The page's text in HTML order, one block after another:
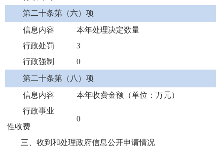
第二十条第（六）项
信息内容
本年处理决定数量
行政处罚
3
行政强制
0
第二十条第（八）项
信息内容
本年收费金额（单位：万元）
行政事业
性收费
0
三、收到和处理政府信息公开申请情况